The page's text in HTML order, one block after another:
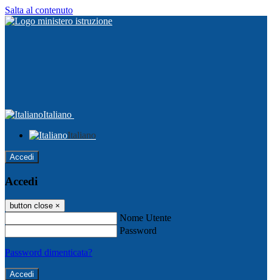
Salta al contenuto
Italiano
Italiano
Accedi
Accedi
button close ×
Nome Utente
Password
Password dimenticata?